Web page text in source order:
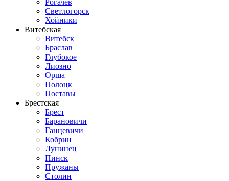
Светлогорск
Хойники
Витебская
Витебск
Браслав
Глубокое
Лиозно
Орша
Полоцк
Поставы
Брестская
Брест
Барановичи
Ганцевичи
Кобрин
Лунинец
Пинск
Пружаны
Столин